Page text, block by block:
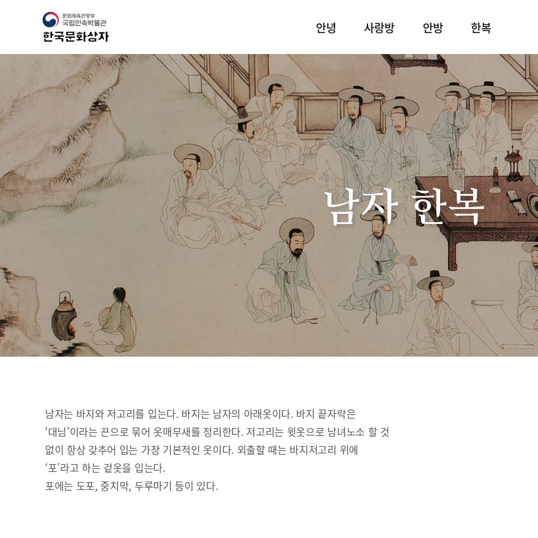
안녕 사랑방 안방 한복
남자 한복
남자는 바지와 저고리를 입는다. 바지는 남자의 아래옷이다. 바지 끝자락은
‘대님’이라는 끈으로 묶어 옷매무새를 정리한다. 저고리는 윗옷으로 남녀노소 할 것
없이 항상 갖추어 입는 가장 기본적인 옷이다. 외출할 때는 바지저고리 위에
‘포’라고 하는 겉옷을 입는다.
포에는 도포, 중치막, 두루마기 등이 있다.